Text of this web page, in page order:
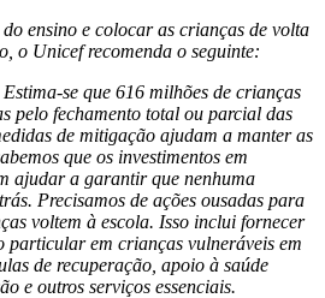
ensino e colocar as crianças de volta
o Unicef recomenda o seguinte:
se que 616 milhões de crianças
pelo fechamento total ou parcial das
de mitigação ajudam a manter as
que os investimentos em
ajudar a garantir que nenhuma
Precisamos de ações ousadas para
voltem à escola. Isso inclui fornecer
particular em crianças vulneráveis em
de recuperação, apoio à saúde
e outros serviços essenciais.